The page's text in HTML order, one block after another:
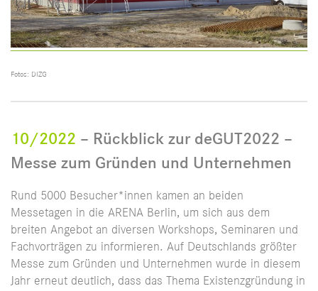
Fotos: DIZG
10/2022 – Rückblick zur deGUT2022 –
Messe zum Gründen und Unternehmen
Rund 5000 Besucher*innen kamen an beiden
Messetagen in die ARENA Berlin, um sich aus dem
breiten Angebot an diversen Workshops, Seminaren und
Fachvorträgen zu informieren. Auf Deutschlands größter
Messe zum Gründen und Unternehmen wurde in diesem
Jahr erneut deutlich, dass das Thema Existenzgründung in